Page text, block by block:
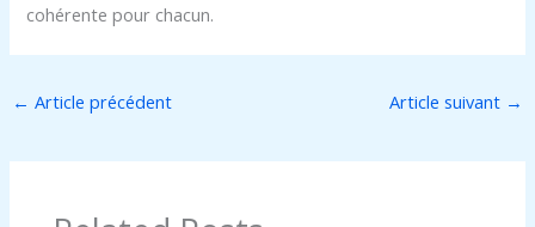
cohérente pour chacun.
← Article précédent Article suivant →